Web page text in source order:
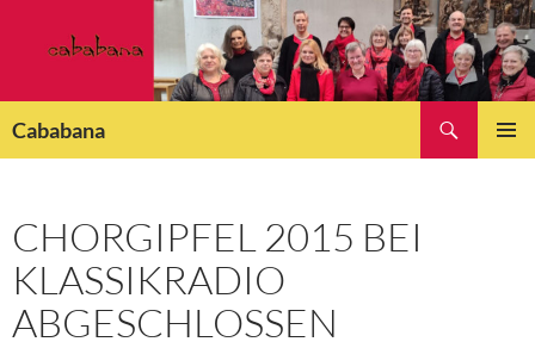
Cababana
CHORGIPFEL 2015 BEI
KLASSIKRADIO
ABGESCHLOSSEN